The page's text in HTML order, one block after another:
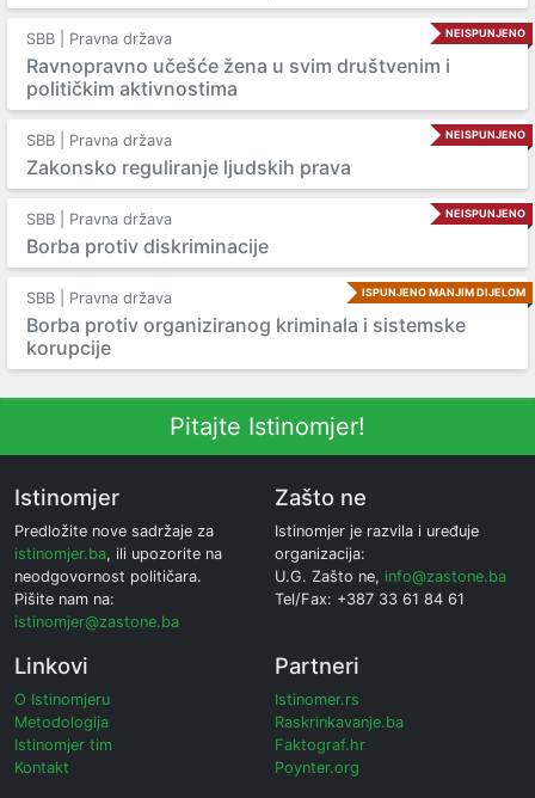
NEISPUNJENO
SBB | Pravna država
Ravnopravno učešće žena u svim društvenim i
političkim aktivnostima
NEISPUNJENO
SBB | Pravna država
Zakonsko reguliranje ljudskih prava
NEISPUNJENO
SBB | Pravna država
Borba protiv diskriminacije
ISPUNJENO MANJIM DIJELOM
SBB | Pravna država
Borba protiv organiziranog kriminala i sistemske
korupcije
Pitajte Istinomjer!
Istinomjer
Predložite nove sadržaje za
istinomjer.ba, ili upozorite na
neodgovornost političara.
Pišite nam na:
istinomjer@zastone.ba
Zašto ne
Istinomjer je razvila i uređuje
organizacija:
U.G. Zašto ne, info@zastone.ba
Tel/Fax: +387 33 61 84 61
Linkovi
O Istinomjeru
Metodologija
Istinomjer tim
Kontakt
Partneri
Istinomer.rs
Raskrinkavanje.ba
Faktograf.hr
Poynter.org